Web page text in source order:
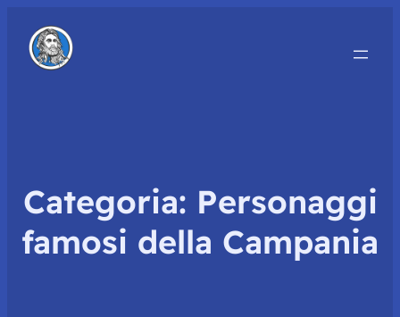
Categoria: Personaggi
famosi della Campania